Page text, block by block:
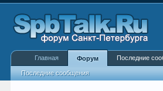
Главная Форум
Последние сообщения
Последние